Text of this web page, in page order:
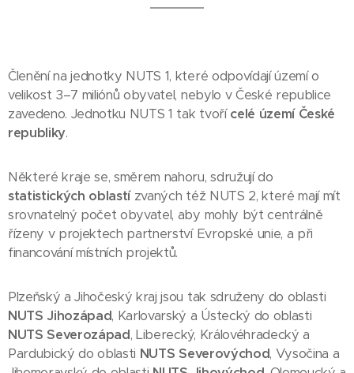
Členění na jednotky NUTS 1, které odpovídají území o
velikost 3–7 miliónů obyvatel, nebylo v České republice
zavedeno. Jednotku NUTS 1 tak tvořícelé území České
republiky.
Některé kraje se, směrem nahoru, sdružují do
statistických oblastízvaných též NUTS 2, které mají mít
srovnatelný počet obyvatel, aby mohly být centrálně
řízeny v projektech partnerství Evropské unie, a při
financování místních projektů.
Plzeňský a Jihočeský kraj jsou tak sdruženy do oblasti
NUTS Jihozápad, Karlovarský a Ústecký do oblasti
NUTS Severozápad, Liberecký, Královéhradecký a
Pardubický do oblasti NUTS Severovýchod, Vysočina a